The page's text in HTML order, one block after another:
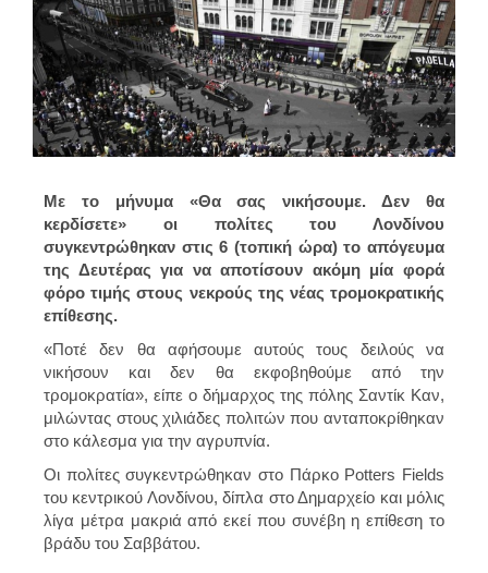
Με το μήνυμα «Θα σας νικήσουμε. Δεν θα
κερδίσετε» οι πολίτες του Λονδίνου
συγκεντρώθηκαν στις 6 (τοπική ώρα) το απόγευμα
της Δευτέρας για να αποτίσουν ακόμη μία φορά
φόρο τιμής στους νεκρούς της νέας τρομοκρατικής
επίθεσης.
«Ποτέ δεν θα αφήσουμε αυτούς τους δειλούς να
νικήσουν και δεν θα εκφοβηθούμε από την
τρομοκρατία», είπε ο δήμαρχος της πόλης Σαντίκ Καν,
μιλώντας στους χιλιάδες πολιτών που ανταποκρίθηκαν
στο κάλεσμα για την αγρυπνία.
Οι πολίτες συγκεντρώθηκαν στο Πάρκο Potters Fields
του κεντρικού Λονδίνου, δίπλα στο Δημαρχείο και μόλις
λίγα μέτρα μακριά από εκεί που συνέβη η επίθεση το
βράδυ του Σαββάτου.